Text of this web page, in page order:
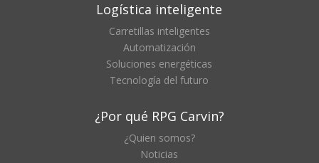
Logística inteligente
Carretillas inteligentes
Automatización
Soluciones energéticas
Tecnología del futuro
¿Por qué RPG Carvin?
¿Quien somos?
Noticias